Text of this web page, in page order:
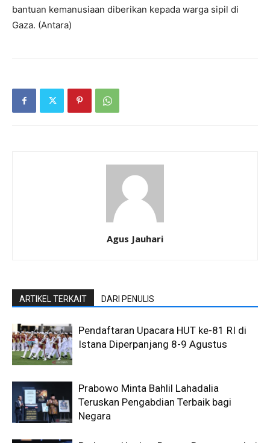
bantuan kemanusiaan diberikan kepada warga sipil di
Gaza. (Antara)
Agus Jauhari
ARTIKEL TERKAIT DARI PENULIS
Pendaftaran Upacara HUT ke-81 RI di
Istana Diperpanjang 8-9 Agustus
Prabowo Minta Bahlil Lahadalia
Teruskan Pengabdian Terbaik bagi
Negara